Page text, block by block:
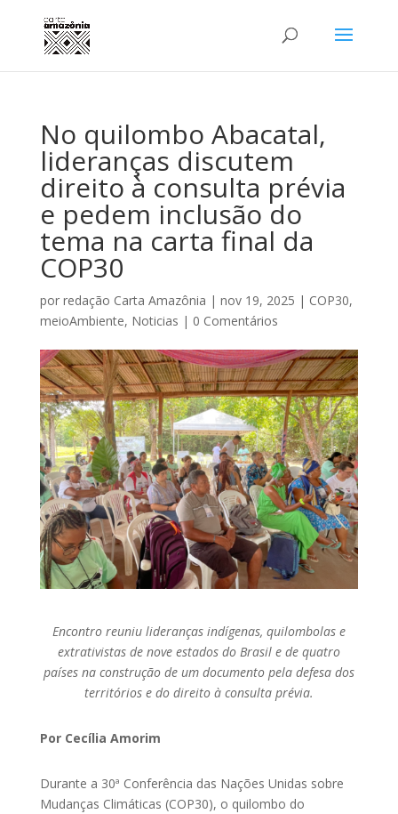
No quilombo Abacatal,
lideranças discutem
direito à consulta prévia
e pedem inclusão do
tema na carta final da
COP30
por redação Carta Amazônia | nov 19, 2025 | COP30,
meioAmbiente, Noticias | 0 Comentários
Encontro reuniu lideranças indígenas, quilombolas e
extrativistas de nove estados do Brasil e de quatro
países na construção de um documento pela defesa dos
territórios e do direito à consulta prévia.
Por Cecília Amorim
Durante a 30ª Conferência das Nações Unidas sobre
Mudanças Climáticas (COP30), o quilombo do